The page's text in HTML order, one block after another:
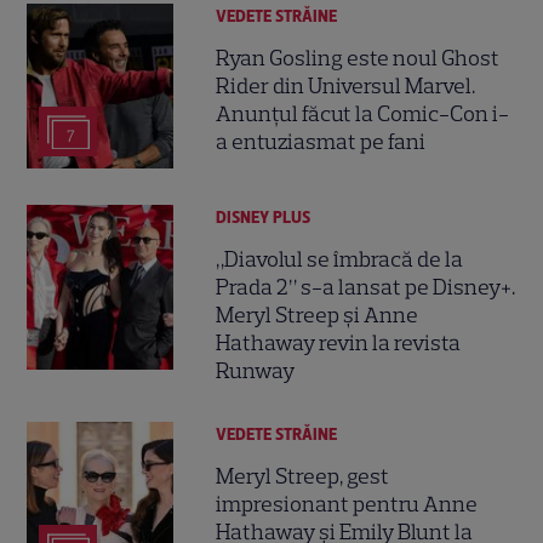
7
VEDETE STRĂINE
Ryan Gosling este noul Ghost
Rider din Universul Marvel.
Anunțul făcut la Comic-Con i-
a entuziasmat pe fani
DISNEY PLUS
„Diavolul se îmbracă de la
Prada 2” s-a lansat pe Disney+.
Meryl Streep și Anne
Hathaway revin la revista
Runway
VEDETE STRĂINE
Meryl Streep, gest
impresionant pentru Anne
Hathaway și Emily Blunt la